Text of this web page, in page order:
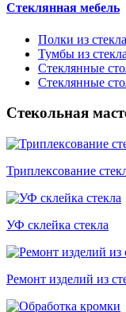
Стеклянная мебель
Полки из стекла
Тумбы из стекла
Стеклянные
Стеклянные
Стекольная
Триплексование
УФ склейка стекла
Ремонт изделий из